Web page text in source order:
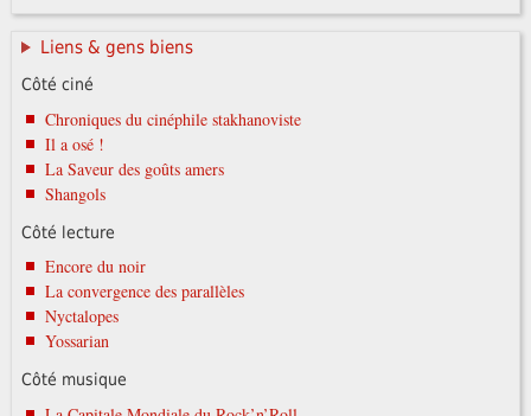
Liens & gens biens
Côté ciné
Chroniques du cinéphile stakhanoviste
Il a osé !
La Saveur des goûts amers
Shangols
Côté lecture
Encore du noir
La convergence des parallèles
Nyctalopes
Yossarian
Côté musique